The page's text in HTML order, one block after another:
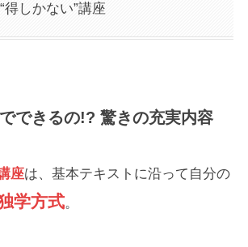
得しかない”講座
できるの!? 驚きの充実内容
座は、基本テキストに沿って自分の
学方式。